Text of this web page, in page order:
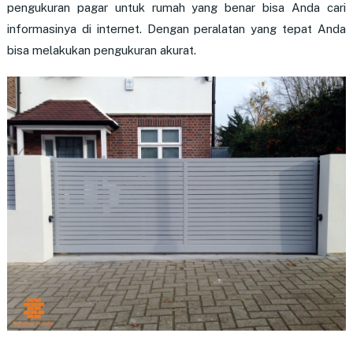
pengukuran pagar untuk rumah yang benar bisa Anda cari
informasinya di internet. Dengan peralatan yang tepat Anda
bisa melakukan pengukuran akurat.